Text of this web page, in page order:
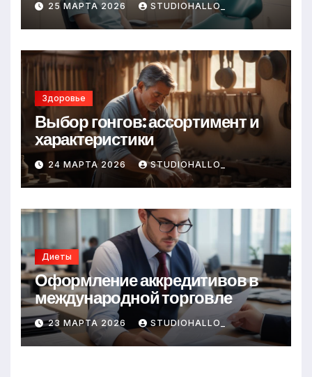
25 МАРТА 2026 STUDIOHALLO_
Здоровье
Выбор гонгов: ассортимент и
характеристики
24 МАРТА 2026 STUDIOHALLO_
Диеты
Оформление аккредитивов в
международной торговле
23 МАРТА 2026 STUDIOHALLO_